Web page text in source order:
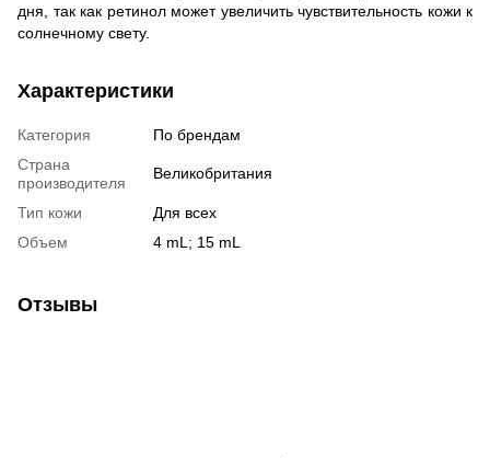
дня, так как ретинол может увеличить чувствительность кожи к
солнечному свету.
Характеристики
Категория
По брендам
Страна
производителя
Великобритания
Тип кожи
Для всех
Объем
4 mL; 15 mL
Отзывы